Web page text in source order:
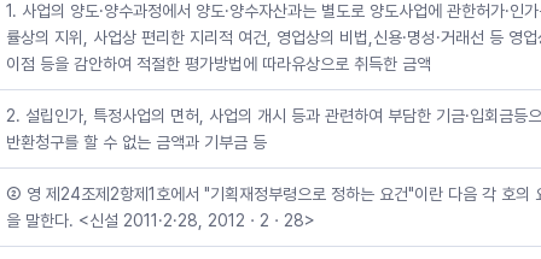
1. 사업의 양도·양수과정에서 양도·양수자산과는 별도로 양도사업에 관한허가·인
률상의 지위, 사업상 편리한 지리적 여건, 영업상의 비법,신용·명성·거래선 등 영업
이점 등을 감안하여 적절한 평가방법에 따라유상으로 취득한 금액
2. 설립인가, 특정사업의 면허, 사업의 개시 등과 관련하여 부담한 기금·입회금등
반환청구를 할 수 없는 금액과 기부금 등
② 영 제24조제2항제1호에서 "기획재정부령으로 정하는 요건"이란 다음 각 호의
을 말한다. <신설 2011·2·28, 2012ㆍ2ㆍ28>